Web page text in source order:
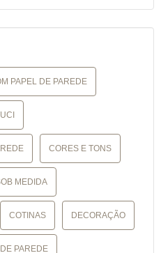
PAPEL DE PAREDE
CORES E TONS
MEDIDA
COTINAS DECORAÇÃO
PAREDE